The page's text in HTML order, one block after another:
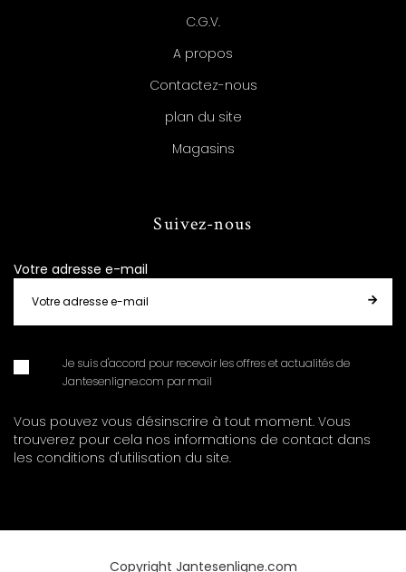
C.G.V.
A propos
Contactez-nous
plan du site
Magasins
Suivez-nous
Votre adresse e-mail
Je suis d'accord pour recevoir les offres et actualités de
Jantesenligne.com par mail
Vous pouvez vous désinscrire à tout moment. Vous
trouverez pour cela nos informations de contact dans
les conditions d'utilisation du site.
Copyright Jantesenligne.com